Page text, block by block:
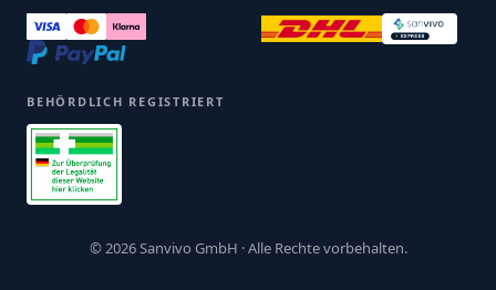
BEHÖRDLICH REGISTRIERT
© 2026 Sanvivo GmbH · Alle Rechte vorbehalten.